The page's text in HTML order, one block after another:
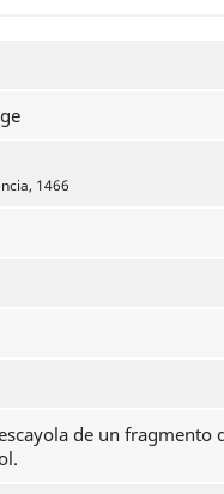
1466
de un fragmento